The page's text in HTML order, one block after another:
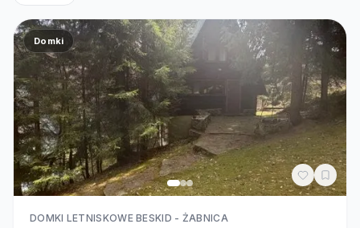
Domki
DOMKI LETNISKOWE BESKID - ŻABNICA